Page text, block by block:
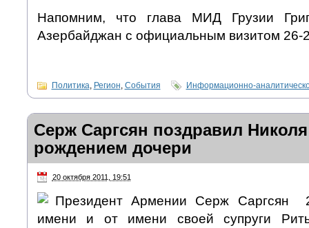
Напомним, что глава МИД Грузии
Азербайджан с официальным визитом 26-
Политика, Регион, События Информационно-
Серж Саргсян поздравил
рождением дочери
20 октября 2011, 19:51
Президент Армении Серж Саргсян
имени и от имени своей супруги